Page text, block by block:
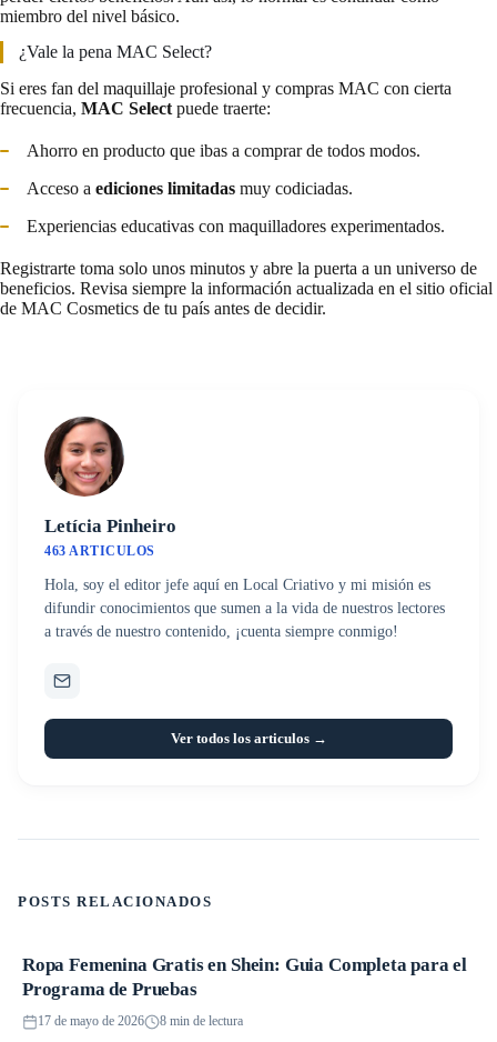
miembro del nivel básico.
¿Vale la pena MAC Select?
Si eres fan del maquillaje profesional y compras MAC con cierta
frecuencia, MAC Select puede traerte:
Ahorro en producto que ibas a comprar de todos modos.
Acceso a ediciones limitadas muy codiciadas.
Experiencias educativas con maquilladores experimentados.
Registrarte toma solo unos minutos y abre la puerta a un universo de
beneficios. Revisa siempre la información actualizada en el sitio oficial
de MAC Cosmetics de tu país antes de decidir.
Letícia Pinheiro
463 ARTICULOS
Hola, soy el editor jefe aquí en Local Criativo y mi misión es
difundir conocimientos que sumen a la vida de nuestros lectores
a través de nuestro contenido, ¡cuenta siempre conmigo!
Ver todos los articulos →
POSTS RELACIONADOS
Promociones
Ropa Femenina Gratis en Shein: Guia Completa para el
Programa de Pruebas
17 de mayo de 2026 8 min de lectura